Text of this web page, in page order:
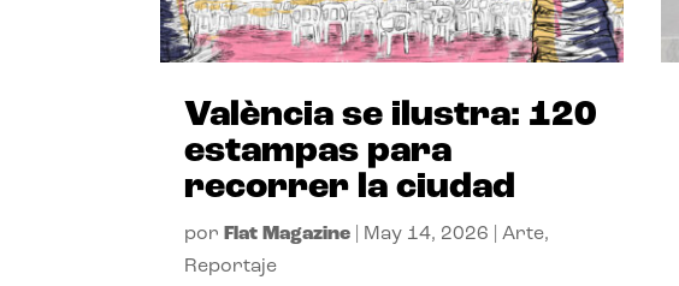
València se ilustra: 120
estampas para
recorrer la ciudad
por Flat Magazine May 14, 2026 |Arte,
Reportaje